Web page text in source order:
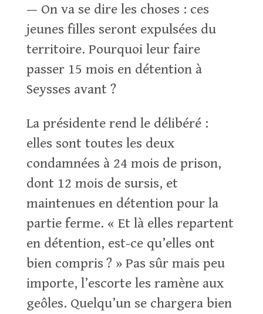
— On va se dire les choses : ces
jeunes filles seront expulsées du
territoire. Pourquoi leur faire
passer 15 mois en détention à
Seysses avant ?
La présidente rend le délibéré :
elles sont toutes les deux
condamnées à 24 mois de prison,
dont 12 mois de sursis, et
maintenues en détention pour la
partie ferme. « Et là elles repartent
en détention, est-ce qu’elles ont
bien compris ? » Pas sûr mais peu
importe, l’escorte les ramène aux
geôles. Quelqu’un se chargera bien